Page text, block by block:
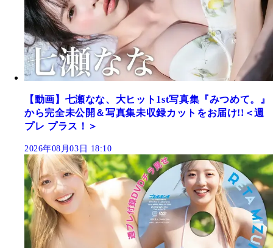
【動画】七瀬なな、大ヒット1st写真集『みつめて。』
から完全未公開＆写真集未収録カットをお届け!!＜週
プレ プラス！＞
2026年08月03日 18:10